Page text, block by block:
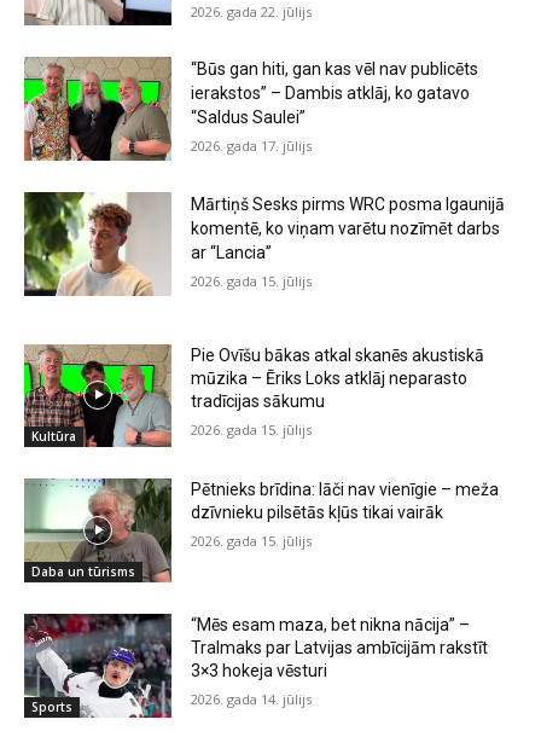
2026. gada 22. jūlijs
“Būs gan hiti, gan kas vēl nav publicēts
ierakstos” – Dambis atklāj, ko gatavo
“Saldus Saulei”
2026. gada 17. jūlijs
Mārtiņš Sesks pirms WRC posma Igaunijā
komentē, ko viņam varētu nozīmēt darbs
ar “Lancia”
2026. gada 15. jūlijs
Kultūra
Pie Ovīšu bākas atkal skanēs akustiskā
mūzika – Ēriks Loks atklāj neparasto
tradīcijas sākumu
2026. gada 15. jūlijs
Daba un tūrisms
Pētnieks brīdina: lāči nav vienīgie – meža
dzīvnieku pilsētās kļūs tikai vairāk
2026. gada 15. jūlijs
Sports
“Mēs esam maza, bet nikna nācija” –
Tralmaks par Latvijas ambīcijām rakstīt
3×3 hokeja vēsturi
2026. gada 14. jūlijs